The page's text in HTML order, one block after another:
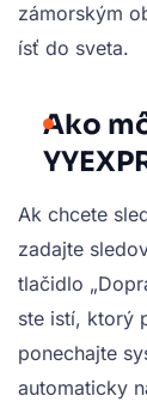
zámorským
ísť do sveta.
Ako
Ak chcete
zadajte
tlačidlo
ste istí, ktorý
ponechajte
automaticky